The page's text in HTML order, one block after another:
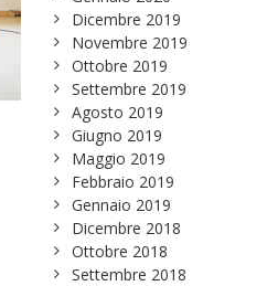
Dicembre 2019
Novembre 2019
Ottobre 2019
Settembre 2019
Agosto 2019
Giugno 2019
Maggio 2019
Febbraio 2019
Gennaio 2019
Dicembre 2018
Ottobre 2018
Settembre 2018